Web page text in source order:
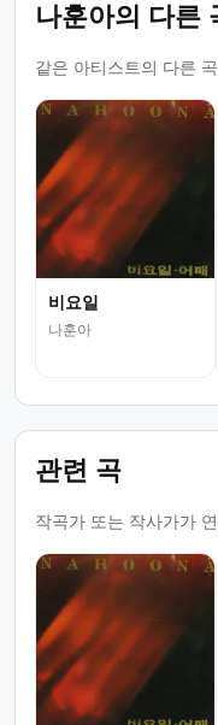
나훈아의 다른
같은 아티스트의 다른
비요일
나훈아
관련 곡
작곡가 또는 작사가가